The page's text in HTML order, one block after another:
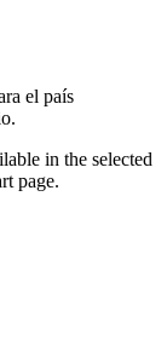
el país
in the selected
page.